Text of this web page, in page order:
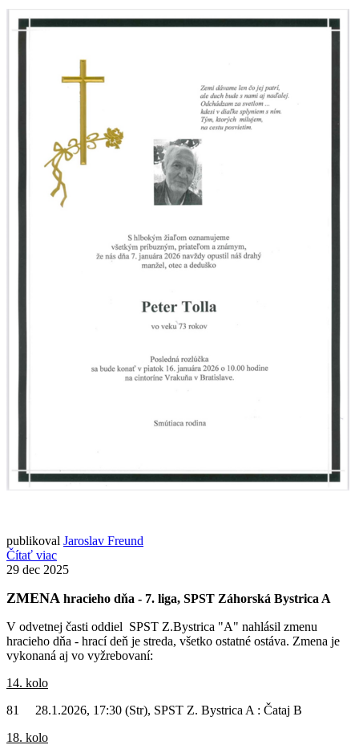
publikoval Jaroslav Freund
Čítať viac
29 dec 2025
ZMENA hracieho dňa - 7. liga, SPST Záhorská Bystrica A
V odvetnej časti oddiel SPST Z.Bystrica "A" nahlásil zmenu
hracieho dňa - hrací deň je streda, všetko ostatné ostáva. Zmena je
vykonaná aj vo vyžrebovaní:
14. kolo
81 28.1.2026, 17:30 (Str), SPST Z. Bystrica A : Čataj B
18. kolo